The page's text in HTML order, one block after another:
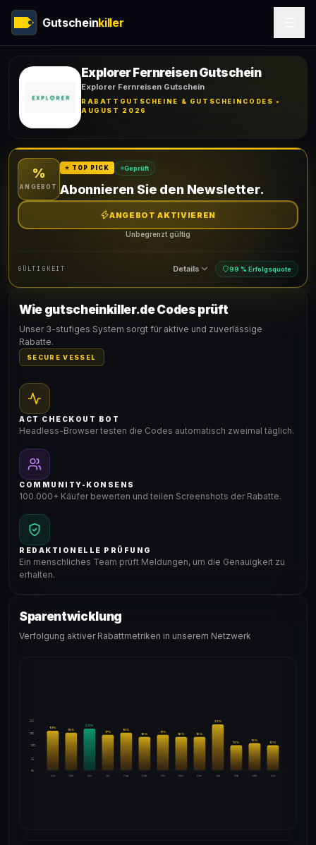
Gutscheinkiller
Explorer Fernreisen Gutschein
Explorer Fernreisen Gutschein
RABATTGUTSCHEINE & GUTSCHEINCODES •
AUGUST 2026
%
ANGEBOT
⭐ TOP PICK Geprüft
Abonnieren Sie den Newsletter.
ANGEBOT AKTIVIEREN
Unbegrenzt gültig
GÜLTIGKEIT Details 99 % Erfolgsquote
Wie gutscheinkiller.de Codes prüft
Unser 3-stufiges System sorgt für aktive und zuverlässige
Rabatte.
SECURE VESSEL
ACT CHECKOUT BOT
Headless-Browser testen die Codes automatisch zweimal täglich.
COMMUNITY-KONSENS
100.000+ Käufer bewerten und teilen Screenshots der Rabatte.
REDAKTIONELLE PRÜFUNG
Ein menschliches Team prüft Meldungen, um die Genauigkeit zu
erhalten.
Sparentwicklung
Verfolgung aktiver Rabattmetriken in unserem Netzwerk
24%
18%
12%
6%
0%
Apr
19%
Mai
18%
Jun
20%
Jul
17%
Aug
18%
Sep
16%
Okt
17%
Nov
16%
Dez
16%
Jan
22%
Feb
12%
Mär
13%
Apr
12%